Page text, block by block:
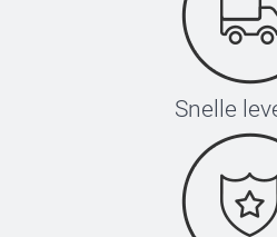
Snelle